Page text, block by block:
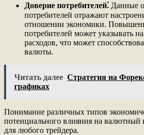
Доверие потребителей⁚ Данные
потребителей отражают
отношении экономики.
потребителей может указывать
расходов, что может
валюты.
Читать далее Стратегия на
графиках
Понимание различных типов
потенциального влияния на валютный
для любого трейдера.